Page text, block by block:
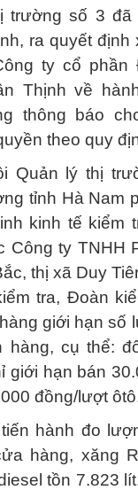
trường số 3 đã
ra quyết định
ty cổ phần
Thịnh về
thông báo
theo quy
Quản lý thị
tỉnh Hà Nam
kinh tế kiểm
Công ty TNHH
thị xã Duy
tra, Đoàn
giới hạn số
hàng, cụ thể:
giới hạn bán
đồng/lượt
hành đo
hàng, xăng
tồn 7.823